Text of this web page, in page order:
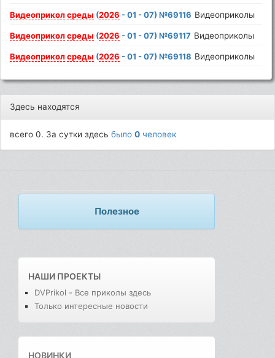
Видеоприкол среды (2026 - 01 - 07) №69116 Видеоприколы
Видеоприкол среды (2026 - 01 - 07) №69117 Видеоприколы
Видеоприкол среды (2026 - 01 - 07) №69118 Видеоприколы
Здесь находятся
всего 0. За сутки здесьбыло0 человек
Полезное
НАШИ ПРОЕКТЫ
DVPrikol - Все приколы здесь
Только интересные новости
НОВИНКИ